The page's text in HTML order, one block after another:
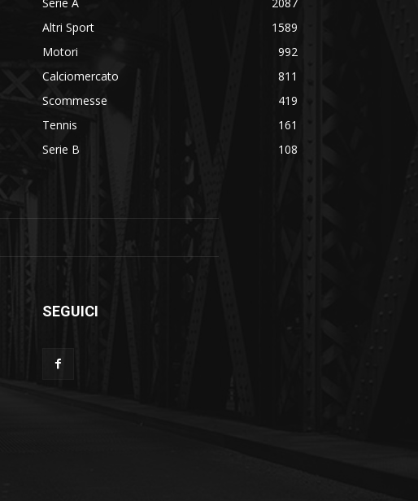
Altri Sport
1589
Motori
992
Calciomercato
811
Scommesse
419
Tennis
161
Serie B
108
SEGUICI